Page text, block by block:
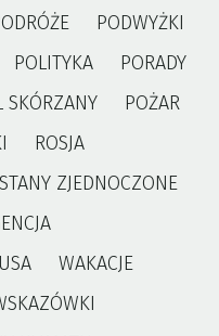
PODWYŻKI
POLITYKA
PORADY
SKÓRZANY
POŻAR
ROSJA
STANY ZJEDNOCZONE
USA
WAKACJE